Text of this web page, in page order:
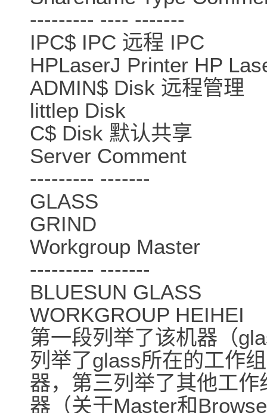
--------- ---- -------
IPC$ IPC 远程 IPC
HPLaserJ Printer HP
ADMIN$ Disk 远程管理
littlep Disk
C$ Disk 默认共享
Server Comment
--------- -------
GLASS
GRIND
Workgroup Master
--------- -------
BLUESUN GLASS
WORKGROUP HEIHEI
第一段列举了该机器（
列举了glass所在的工作
器，第三列举了其他工
器（关于Master和